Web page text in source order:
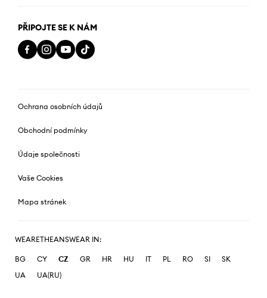
PŘIPOJTE SE K NÁM
Ochrana osobních údajů
Obchodní podmínky
Údaje společnosti
Vaše Cookies
Mapa stránek
WEARETHEANSWEAR IN:
BG CY CZ GR HR HU IT PL RO SI
SK
UA
UA(RU)